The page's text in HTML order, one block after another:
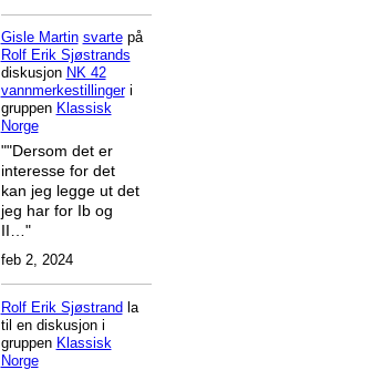
Gisle Martin svartepå
Rolf Erik Sjøstrands
diskusjon NK 42
vannmerkestillingeri
gruppen Klassisk
Norge
""Dersom det er
interesse for det
kan jeg legge ut det
jeg har for Ib og
II…"
feb 2, 2024
Rolf Erik Sjøstrand la
til en diskusjon i
gruppen Klassisk
Norge